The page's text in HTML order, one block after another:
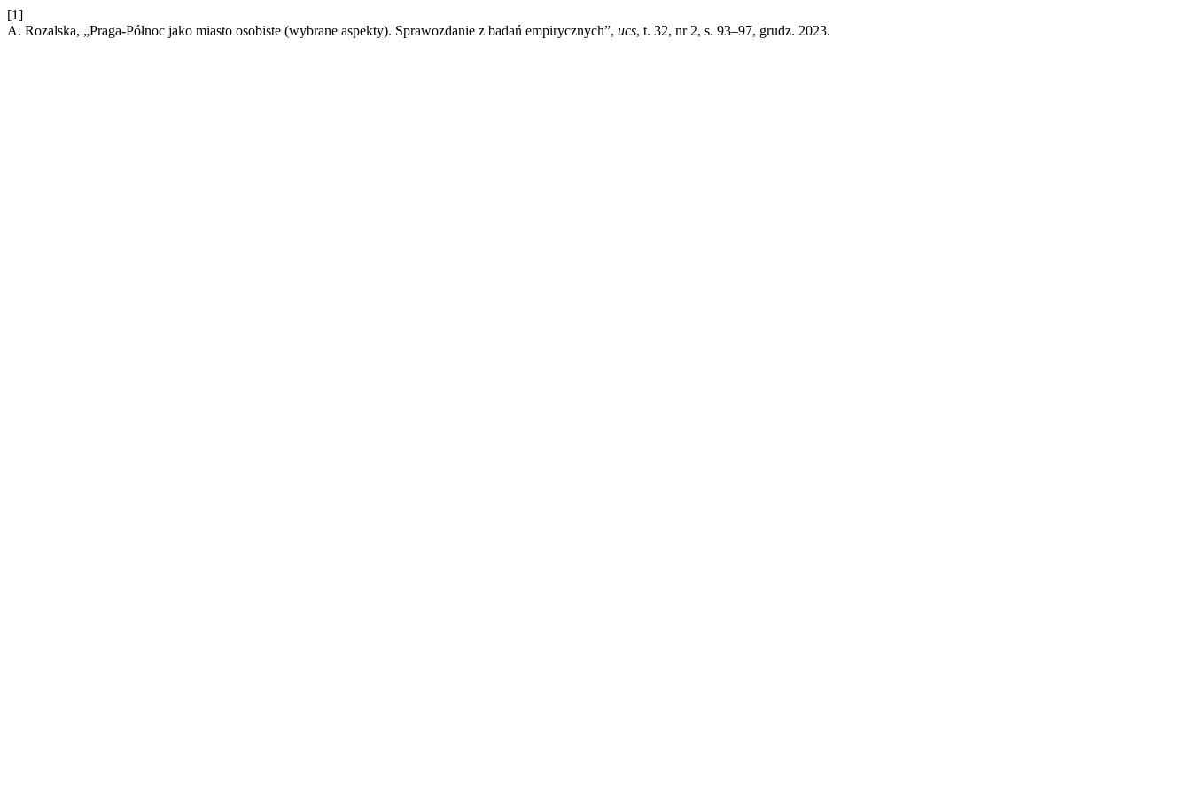
[1]
A. Rozalska, „Praga-Północ jako miasto osobiste (wybrane aspekty). Sprawozdanie z badań empirycznych”, ucs, t. 32, nr 2, s. 93–97, grudz. 2023.